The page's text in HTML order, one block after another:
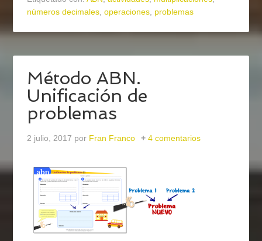
números decimales,operaciones, problemas
Método ABN.
Unificación de
problemas
2 julio, 2017 por Fran Franco 4 comentarios